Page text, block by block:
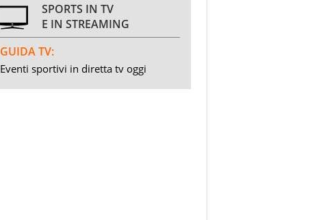
SPORTS IN TV
E IN STREAMING
GUIDA TV:
Eventi sportivi in diretta tv oggi